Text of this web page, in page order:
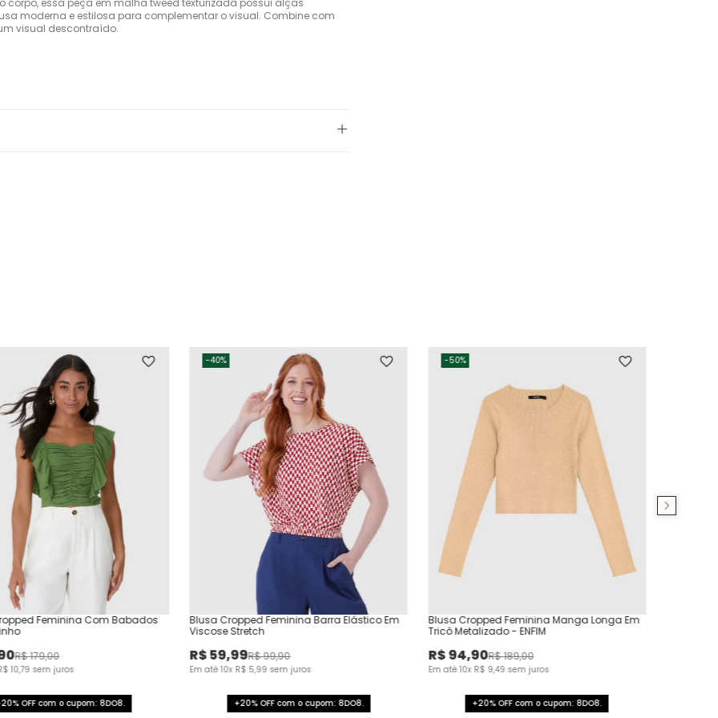
moderna e estilosa para complementar o visual. Combine com
visual descontraído.
Feminina Com Babados
R$179,00
10,79 sem juros
OFF com o cupom: 8DO8.
-40%
Blusa Cropped Feminina Barra Elástico Em
Viscose Stretch
R$59,99R$99,90
Em até10x R$ 5,99 sem juros
+20% OFF com o cupom: 8DO8.
-50%
Blusa Cropped Feminina Manga Longa Em
Tricô Metalizado - ENFIM
R$94,90R$189,00
Em até10x R$ 9,49 sem juros
+20% OFF com o cupom: 8DO8.